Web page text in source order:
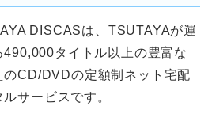
DISCASは、TSUTAYAが運
490,000タイトル以上の豊富な
のCD/DVDの定額制ネット宅配
ルサービスです。